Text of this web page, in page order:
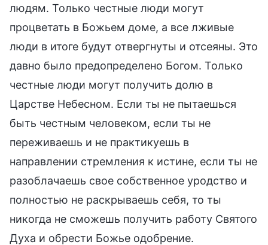
людям. Только честные люди могут
процветать в Божьем доме, а все лживые
люди в итоге будут отвергнуты и отсеяны. Это
давно было предопределено Богом. Только
честные люди могут получить долю в
Царстве Небесном. Если ты не пытаешься
быть честным человеком, если ты не
переживаешь и не практикуешь в
направлении стремления к истине, если ты не
разоблачаешь свое собственное уродство и
полностью не раскрываешь себя, то ты
никогда не сможешь получить работу Святого
Духа и обрести Божье одобрение.